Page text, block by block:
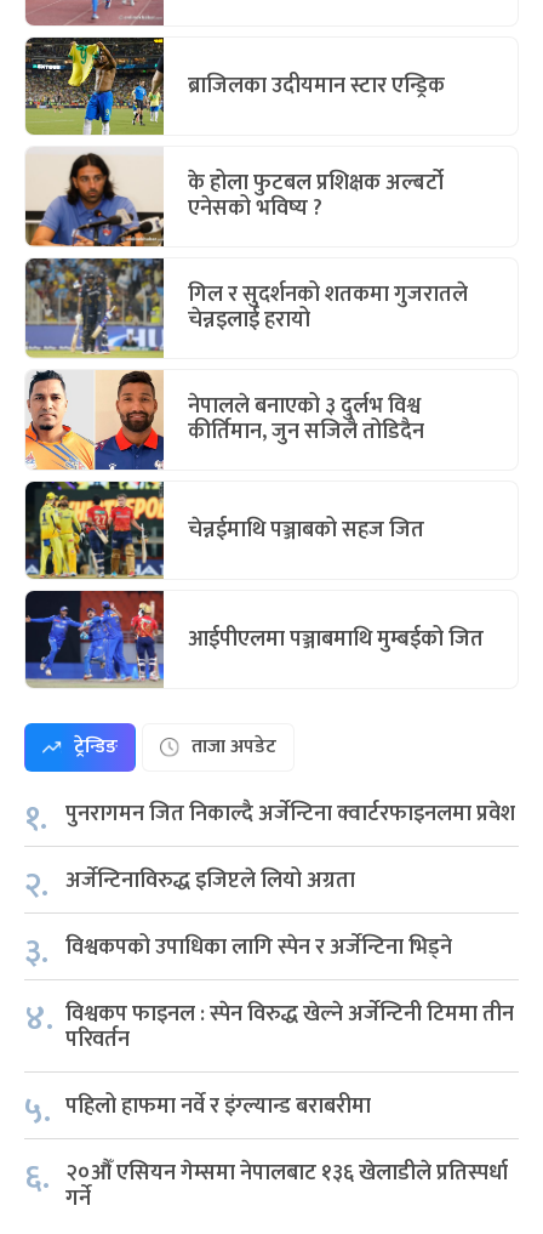
ब्राजिलका उदीयमान स्टार एन्ड्रिक
के होला फुटबल प्रशिक्षक अल्बर्टो
एनेसको भविष्य ?
गिल र सुदर्शनको शतकमा गुजरातले
चेन्नइलाई हरायो
नेपालले बनाएको ३ दुर्लभ विश्व
कीर्तिमान, जुन सजिलै तोडिदैन
चेन्नईमाथि पञ्जाबको सहज जित
आईपीएलमा पञ्जाबमाथि मुम्बईको जित
ट्रेन्डिङ ताजा अपडेट
१. पुनरागमन जित निकाल्दै अर्जेन्टिना क्वार्टरफाइनलमा प्रवेश
२. अर्जेन्टिनाविरुद्ध इजिप्टले लियो अग्रता
३. विश्वकपको उपाधिका लागि स्पेन र अर्जेन्टिना भिड्ने
४. विश्वकप फाइनल : स्पेन विरुद्ध खेल्ने अर्जेन्टिनी टिममा तीन
परिवर्तन
५. पहिलो हाफमा नर्वे र इंग्ल्यान्ड बराबरीमा
६. २०औँ एसियन गेम्समा नेपालबाट १३६ खेलाडीले प्रतिस्पर्धा
गर्ने